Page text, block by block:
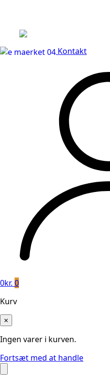
Kontakt
0kr. 0
Kurv
×
Ingen varer i kurven.
Fortsæt med at handle